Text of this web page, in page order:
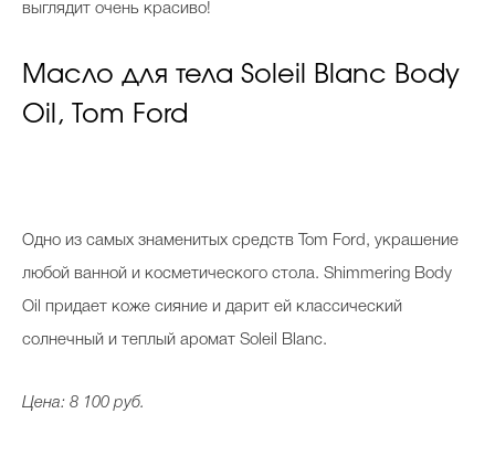
Celebrity дня
Фотоальбом
Beauty- битвы
Тесты
выглядит очень красиво!
Масло для тела Soleil Blanc Body
Oil, Tom Ford
Одно из самых знаменитых средств Tom Ford, украшение
любой ванной и косметического стола. Shimmering Body
Oil придает коже сияние и дарит ей классический
солнечный и теплый аромат Soleil Blanc.
Цена: 8 100 руб.